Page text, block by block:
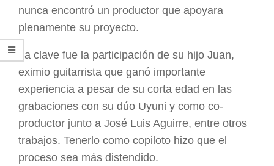
nunca encontró un productor que apoyara
plenamente su proyecto.
La clave fue la participación de su hijo Juan,
eximio guitarrista que ganó importante
experiencia a pesar de su corta edad en las
grabaciones con su dúo Uyuni y como co-
productor junto a José Luis Aguirre, entre otros
trabajos. Tenerlo como copiloto hizo que el
proceso sea más distendido.